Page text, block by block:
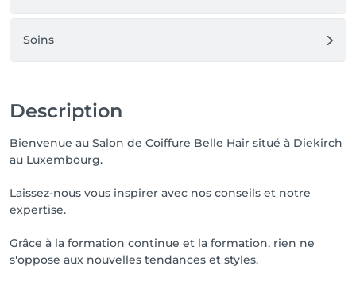
Soins
Description
Bienvenue au Salon de Coiffure Belle Hair situé à Diekirch
au Luxembourg.
Laissez-nous vous inspirer avec nos conseils et notre
expertise.
Grâce à la formation continue et la formation, rien ne
s'oppose aux nouvelles tendances et styles.